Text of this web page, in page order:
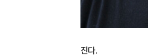
진다.